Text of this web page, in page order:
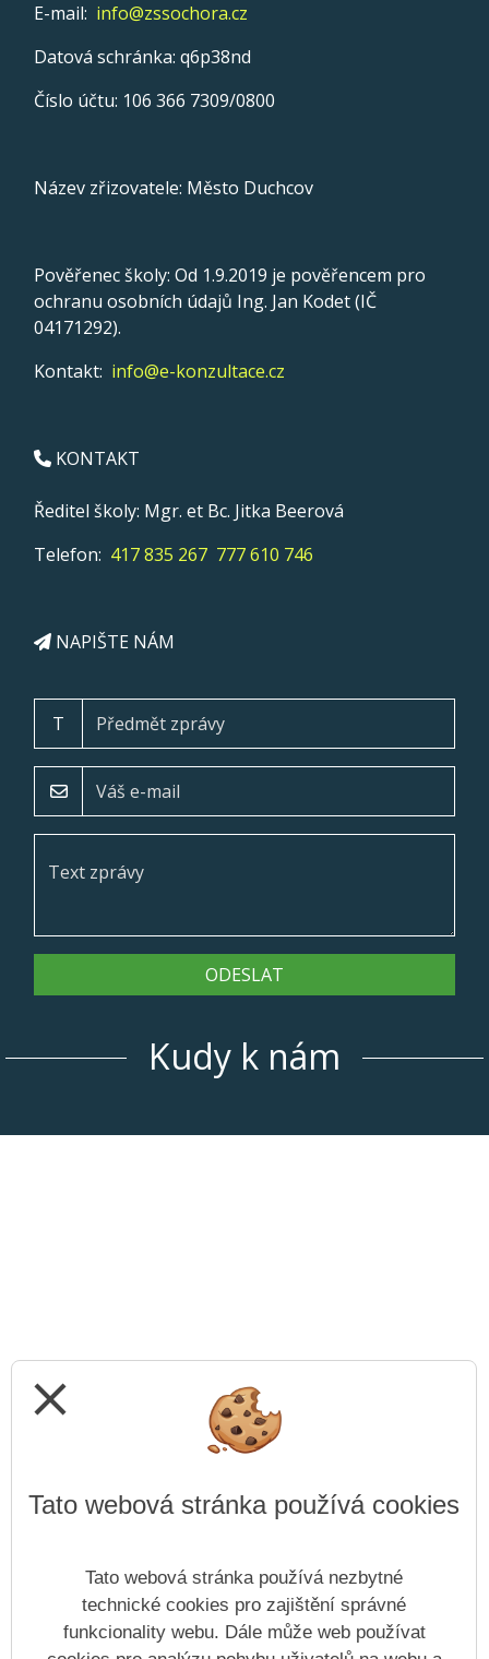
E-mail: info@zssochora.cz
Datová schránka: q6p38nd
Číslo účtu: 106 366 7309/0800
Název zřizovatele: Město Duchcov
Pověřenec školy: Od 1.9.2019 je pověřencem pro
ochranu osobních údajů Ing. Jan Kodet (IČ
04171292).
Kontakt: info@e-konzultace.cz
KONTAKT
Ředitel školy: Mgr. et Bc. Jitka Beerová
Telefon: 417 835 267 777 610 746
NAPIŠTE NÁM
T
ODESLAT
Kudy k nám
close
Tato webová stránka používá cookies
Tato webová stránka používá nezbytné
technické cookies pro zajištění správné
funkcionality webu. Dále může web používat